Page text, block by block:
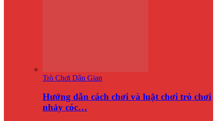
Trò Chơi Dân Gian
Hướng dẫn cách chơi và luật chơi trò chơi
nhảy cóc…